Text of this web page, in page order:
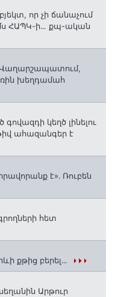
որ չի ճանաչում
ՀԱՊԿ-ի․․. քպ-ական
Վաղարշապատում,
խեղդամահ
կեղծ լինելու
ահազանգեր է
է»․ Ռուբեն
հետ
քթից բերել․․․
Արթուր